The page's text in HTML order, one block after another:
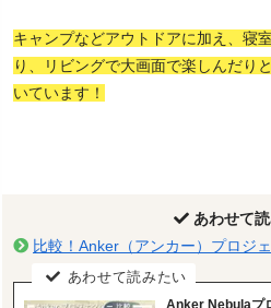
キャンプなどアウトドアに加え、寝
り、リビングで大画面で楽しんだり
いています！
あわせて
比較！Anker（アンカー）プロジ
Anker Nebulaプ